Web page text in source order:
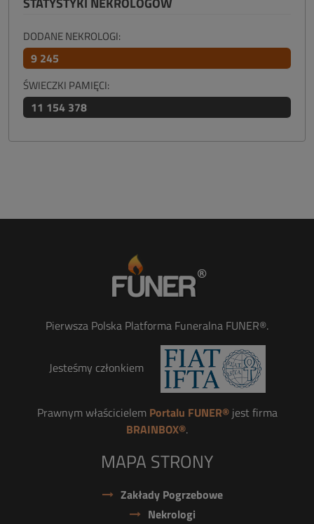
DODANE NEKROLOGI:
9 245
ŚWIECZKI PAMIĘCI:
11 154 378
Pierwsza Polska Platforma Funeralna FUNER®.
Jesteśmy członkiem
Prawnym właścicielem Portalu FUNER®jest firma
BRAINBOX®.
MAPA STRONY
Zakłady Pogrzebowe
Nekrologi